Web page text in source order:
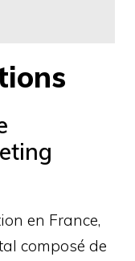
en France,
composé de